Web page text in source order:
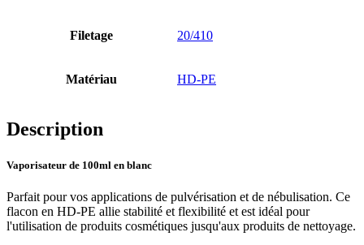
Bouteilles de bière(16)
Filetage 20/410
Matériau HD-PE
Description
Vaporisateur de 100ml en blanc
Parfait pour vos applications de pulvérisation et de nébulisation. Ce
flacon en HD-PE allie stabilité et flexibilité et est idéal pour
l'utilisation de produits cosmétiques jusqu'aux produits de nettoyage.